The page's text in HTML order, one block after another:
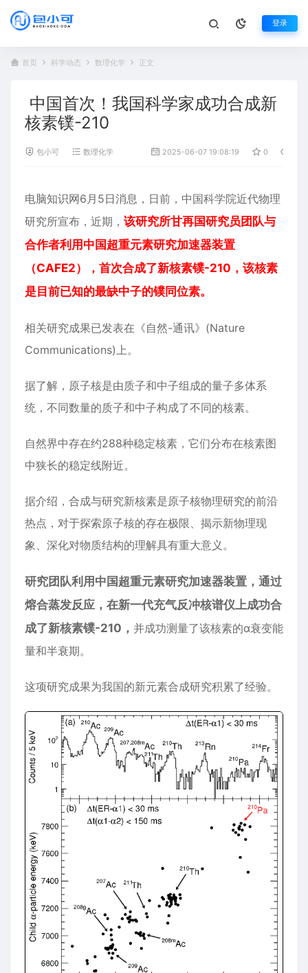
登录
首页 科学动态 数理化学 正文
中国首次！我国科学家成功合成新
核素镤-210
包小可 数理化学 2025-06-07 19:08:19 0
电脑知识网6月5日消息，日前，中国科学院近代物理
研究所宣布，近期， 该研究所甘再国研究员团队与
合作者利用中国超重元素研究加速器装置
（CAFE2），首次合成了新核素镤-210，该核素
是目前已知的最缺中子的镤同位素。
相关研究成果已发表在《自然-通讯》(Nature
Communications)上。
据了解， 原子核是由质子和中子组成的量子多体系
统，不同数量的质子和中子构成了不同的核素。
自然界中存在约288种稳定核素，它们分布在核素图
中狭长的稳定线附近。
据介绍，合成与研究新核素是原子核物理研究的前沿
热点，对于探索原子核的存在极限、揭示新物理现
象、深化对物质结构的理解具有重大意义。
研究团队利用中国超重元素研究加速器装置，通过
熔合蒸发反应，在新一代充气反冲核谱仪上成功合
成了新核素镤-210， 并成功测量了该核素的α衰变能
量和半衰期。
这项研究成果为我国的新元素合成研究积累了经验。